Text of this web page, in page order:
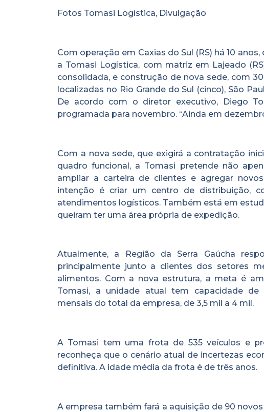
Fotos Tomasi Logística, Divulgação
Com operação em Caxias do Sul (RS) há 10
a Tomasi Logística, com matriz em Lajeado
consolidada, e construção de nova sede, com
localizadas no Rio Grande do Sul (cinco), São
De acordo com o diretor executivo, Diego
programada para novembro. “Ainda em
Com a nova sede, que exigirá a contratação
quadro funcional, a Tomasi pretende não
ampliar a carteira de clientes e agregar
intenção é criar um centro de distribuição,
atendimentos logísticos. Também está em
queiram ter uma área própria de expedição.
Atualmente, a Região da Serra Gaúcha
principalmente junto a clientes dos setores
alimentos. Com a nova estrutura, a meta é
Tomasi, a unidade atual tem capacidade
mensais do total da empresa, de 3,5 mil a 4 mil.
A Tomasi tem uma frota de 535 veículos e
reconheça que o cenário atual de incertezas
definitiva. A idade média da frota é de três anos.
A empresa também fará a aquisição de 90